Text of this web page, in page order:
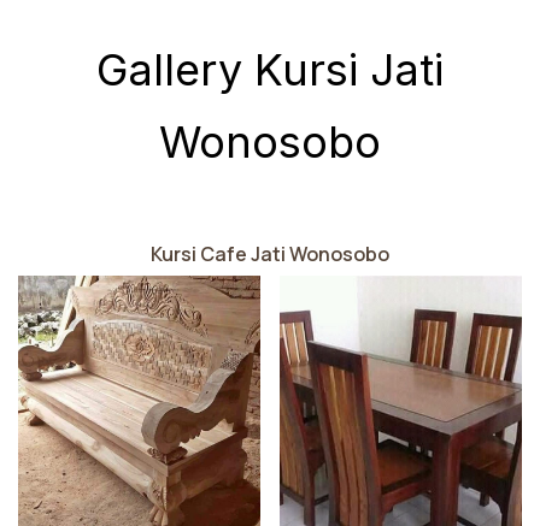
Gallery Kursi Jati
Wonosobo
Kursi Cafe Jati Wonosobo